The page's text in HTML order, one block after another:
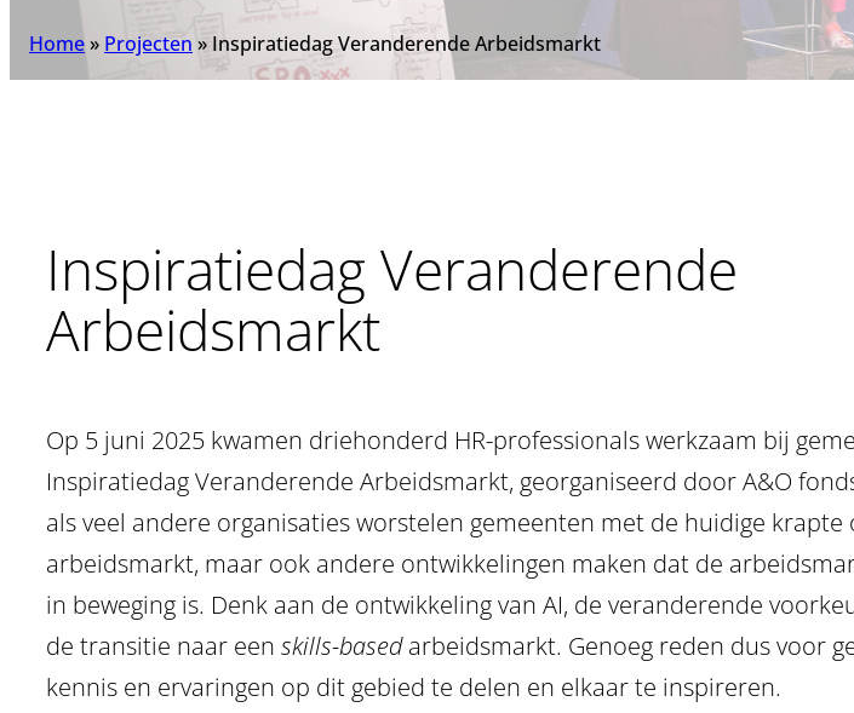
Home» Projecten » Inspiratiedag Veranderende Arbeidsmarkt
Inspiratiedag Veranderende
Arbeidsmarkt
Op 5 juni 2025 kwamen driehonderd HR-professionals werkzaam bij
Inspiratiedag Veranderende Arbeidsmarkt, georganiseerd door A&O
als veel andere organisaties worstelen gemeenten met de huidige krapte
arbeidsmarkt, maar ook andere ontwikkelingen maken dat de
in beweging is. Denk aan de ontwikkeling van AI, de veranderende
de transitie naar een skills-basedarbeidsmarkt. Genoeg reden dus voor
kennis en ervaringen op dit gebied te delen en elkaar te inspireren.